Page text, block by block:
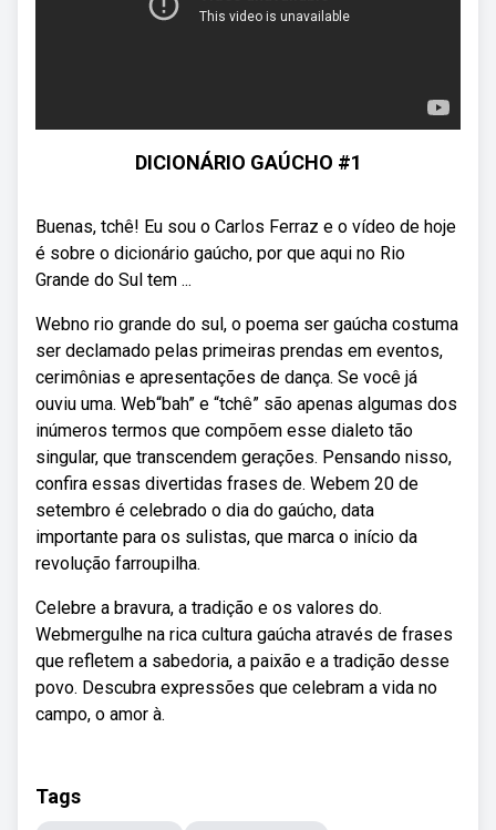
DICIONÁRIO GAÚCHO #1
Buenas, tchê! Eu sou o Carlos Ferraz e o vídeo de hoje
é sobre o dicionário gaúcho, por que aqui no Rio
Grande do Sul tem ...
Webno rio grande do sul, o poema ser gaúcha costuma
ser declamado pelas primeiras prendas em eventos,
cerimônias e apresentações de dança. Se você já
ouviu uma. Web“bah” e “tchê” são apenas algumas dos
inúmeros termos que compõem esse dialeto tão
singular, que transcendem gerações. Pensando nisso,
confira essas divertidas frases de. Webem 20 de
setembro é celebrado o dia do gaúcho, data
importante para os sulistas, que marca o início da
revolução farroupilha.
Celebre a bravura, a tradição e os valores do.
Webmergulhe na rica cultura gaúcha através de frases
que refletem a sabedoria, a paixão e a tradição desse
povo. Descubra expressões que celebram a vida no
campo, o amor à.
Tags